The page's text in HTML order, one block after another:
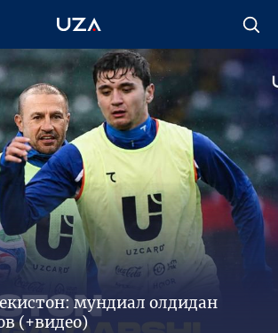
мундиал олдидан
(+видео)